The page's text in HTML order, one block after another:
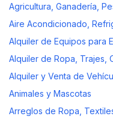
Agricultura, Ganadería,
Aire Acondicionado,
Alquiler de Equipos para
Alquiler de Ropa, Trajes,
Alquiler y Venta de
Animales y Mascotas
Arreglos de Ropa,